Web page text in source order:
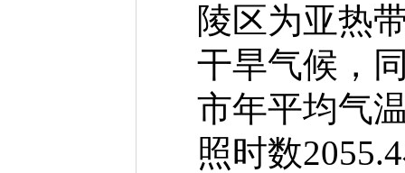
陵区为亚热
干旱气候，
市年平均气
照时数